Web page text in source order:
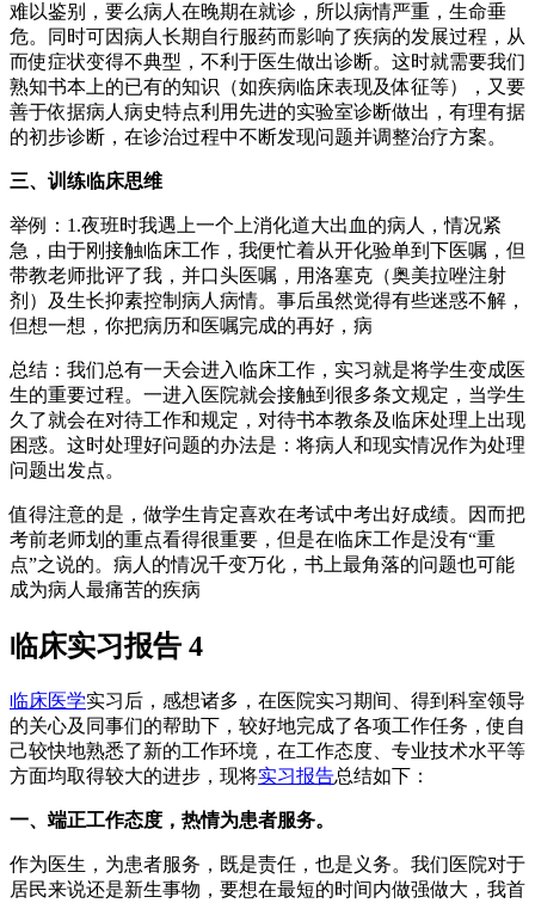
难以鉴别，要么病人在晚期在就诊，所以病情严重，生命垂
危。同时可因病人长期自行服药而影响了疾病的发展过程，从
而使症状变得不典型，不利于医生做出诊断。这时就需要我们
熟知书本上的已有的知识（如疾病临床表现及体征等），又要
善于依据病人病史特点利用先进的实验室诊断做出，有理有据
的初步诊断，在诊治过程中不断发现问题并调整治疗方案。
三、训练临床思维
举例：1.夜班时我遇上一个上消化道大出血的病人，情况紧
急，由于刚接触临床工作，我便忙着从开化验单到下医嘱，但
带教老师批评了我，并口头医嘱，用洛塞克（奥美拉唑注射
剂）及生长抑素控制病人病情。事后虽然觉得有些迷惑不解，
但想一想，你把病历和医嘱完成的再好，病
总结：我们总有一天会进入临床工作，实习就是将学生变成医
生的重要过程。一进入医院就会接触到很多条文规定，当学生
久了就会在对待工作和规定，对待书本教条及临床处理上出现
困惑。这时处理好问题的办法是：将病人和现实情况作为处理
问题出发点。
值得注意的是，做学生肯定喜欢在考试中考出好成绩。因而把
考前老师划的重点看得很重要，但是在临床工作是没有“重
点”之说的。病人的情况千变万化，书上最角落的问题也可能
成为病人最痛苦的疾病
临床实习报告 4
临床医学实习后，感想诸多，在医院实习期间、得到科室领导
的关心及同事们的帮助下，较好地完成了各项工作任务，使自
己较快地熟悉了新的工作环境，在工作态度、专业技术水平等
方面均取得较大的进步，现将实习报告总结如下：
一、端正工作态度，热情为患者服务。
作为医生，为患者服务，既是责任，也是义务。我们医院对于
居民来说还是新生事物，要想在最短的时间内做强做大，我首